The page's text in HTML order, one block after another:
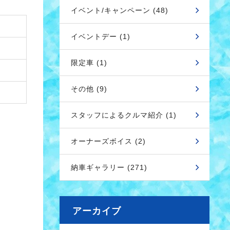
イベント/キャンペーン (48)
イベントデー (1)
限定車 (1)
その他 (9)
スタッフによるクルマ紹介 (1)
オーナーズボイス (2)
納車ギャラリー (271)
アーカイブ